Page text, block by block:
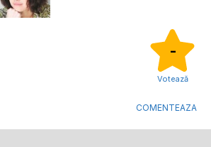
-
Votează
COMENTEAZA